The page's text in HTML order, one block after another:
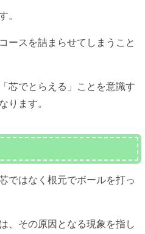
。
ースを詰まらせてしまうこと
芯でとらえる」ことを意識す
ります。
ではなく根元でボールを打っ
、その原因となる現象を指し